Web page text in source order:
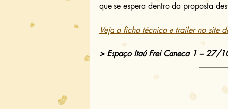
que se espera dentro da proposta
Veja a ficha técnica e trailer no site
> Espaço Itaú Frei Caneca 1 – 27/